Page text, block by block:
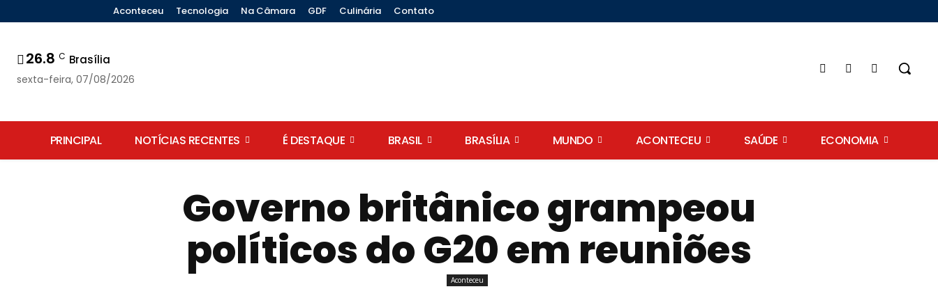
Aconteceu Tecnologia Na Câmara GDF Culinária Contato
26.8 C Brasília
sexta-feira, 07/08/2026
PRINCIPAL NOTÍCIAS RECENTES É DESTAQUE BRASIL BRASÍLIA MUNDO ACONTECEU SAÚDE ECONOMIA
Governo britânico grampeou
políticos do G20 em reuniões
Aconteceu